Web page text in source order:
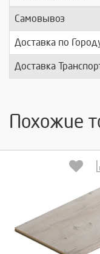
Самовывоз
Доставка по
Доставка
Похожие